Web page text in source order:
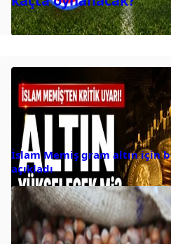
İslam Memiş gram altın için
açıkladı